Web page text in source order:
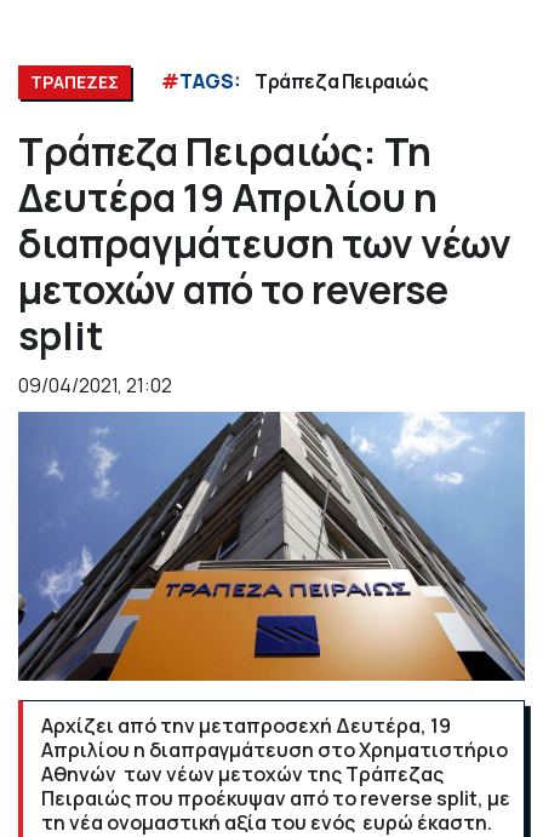
ΤΡΑΠΕΖΕΣ #TAGS: Τράπεζα Πειραιώς
Τράπεζα Πειραιώς: Τη
Δευτέρα 19 Απριλίου η
διαπραγμάτευση των νέων
μετοχών από το reverse
split
09/04/2021, 21:02
Αρχίζει από την μεταπροσεχή Δευτέρα, 19
Απριλίου η διαπραγμάτευση στο Χρηματιστήριο
Αθηνών των νέων μετοχών της Τράπεζας
Πειραιώς που προέκυψαν από το reverse split, με
τη νέα ονομαστική αξία του ενός ευρώ έκαστη.